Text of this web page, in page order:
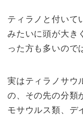
ティラノと付いて
みたいに頭が大き
った方も多いので
実はティラノサウ
の、その先の分類
モサウルス類、デ